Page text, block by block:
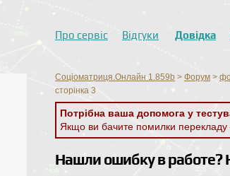
Про сервіс Відгуки Довідка
Соціоматриця.Онлайн 1.859b > Форум >
сторінка 3
Потрібна ваша допомога у
Якщо ви бачите помилки
Нашли ошибку в работе?